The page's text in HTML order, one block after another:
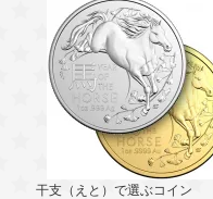
干支（えと）で選ぶコイン